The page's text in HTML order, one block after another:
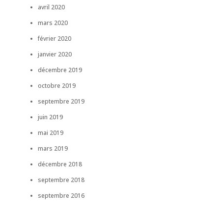
avril 2020
mars 2020
février 2020
janvier 2020
décembre 2019
octobre 2019
septembre 2019
juin 2019
mai 2019
mars 2019
décembre 2018
septembre 2018
septembre 2016